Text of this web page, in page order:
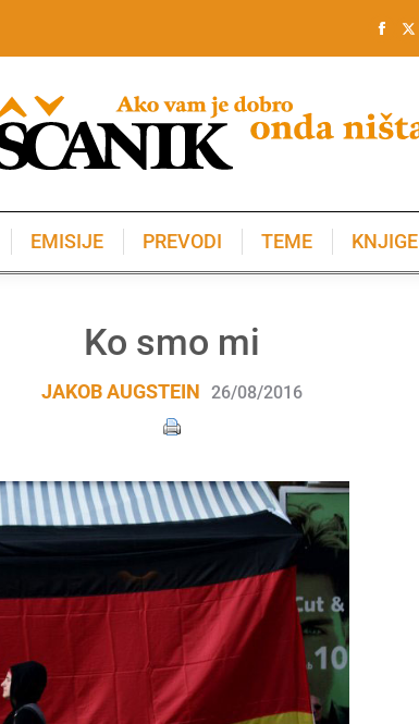
EMISIJE PREVODI TEME KNJIGE
Ko smo mi
JAKOB AUGSTEIN 26/08/2016
KNJIGE